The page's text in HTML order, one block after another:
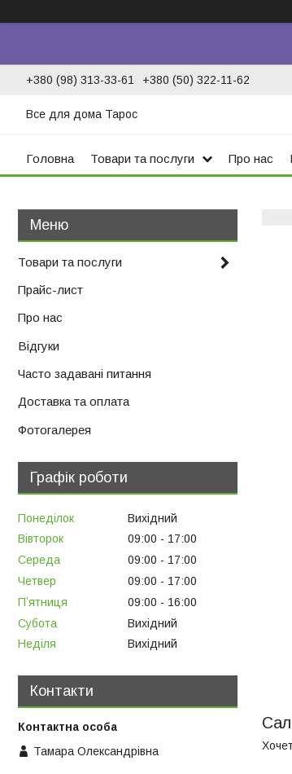
+380 (98) 313-33-61 +380 (50) 322-11-62
Все для дома Тарос
Головна Товари та послуги Про нас
Товари та послуги
Прайс-лист
Про нас
Відгуки
Часто задавані питання
Доставка та оплата
Фотогалерея
Графік роботи
Понеділок
Вихідний
Вівторок
09:00
17:00
Середа
09:00
17:00
Четвер
09:00
17:00
Пʼятниця
09:00
16:00
Субота
Вихідний
Неділя
Вихідний
Контакти
Тамара Олександрівна